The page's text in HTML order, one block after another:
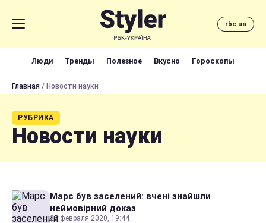
rbc.ua
Люди Тренды Полезное Вкусно Гороскопы
Главная / Новости науки
РУБРИКА
Новости науки
Марс був заселений: вчені знайшли
неймовірний доказ
25 февраля 2020, 19:44